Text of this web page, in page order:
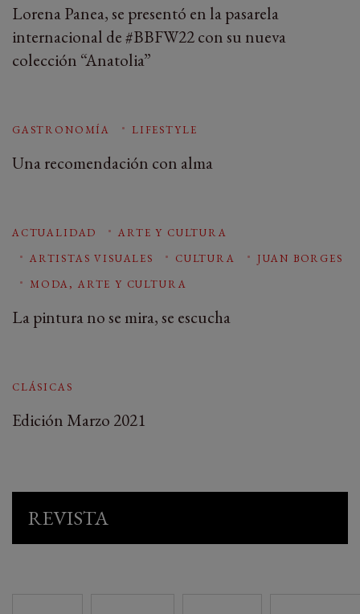
Lorena Panea, se presentó en la pasarela
internacional de #BBFW22 con su nueva
colección “Anatolia”
GASTRONOMÍA LIFESTYLE
Una recomendación con alma
ACTUALIDAD
ARTE Y CULTURA
ARTISTAS VISUALES
CULTURA
JUAN BORGES
MODA, ARTE Y CULTURA
La pintura no se mira, se escucha
CLÁSICAS
Edición Marzo 2021
REVISTA